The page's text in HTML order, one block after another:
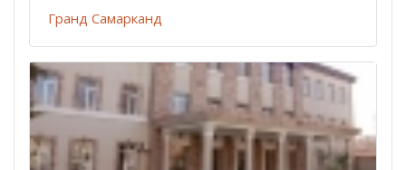
Гранд Самарканд